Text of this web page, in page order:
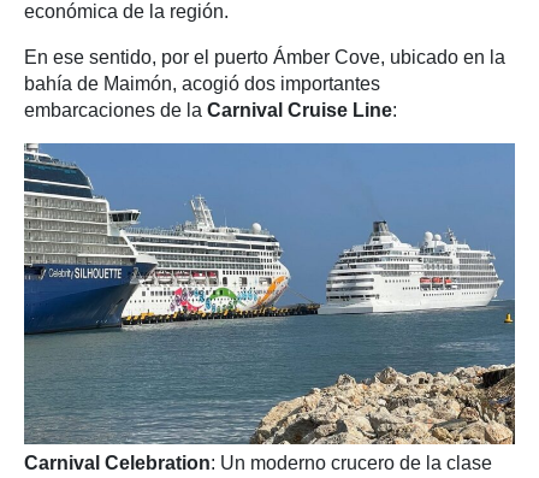
económica de la región.
En ese sentido, por el puerto Ámber Cove, ubicado en la
bahía de Maimón, acogió dos importantes
embarcaciones de la Carnival Cruise Line:
Carnival Celebration: Un moderno crucero de la clase